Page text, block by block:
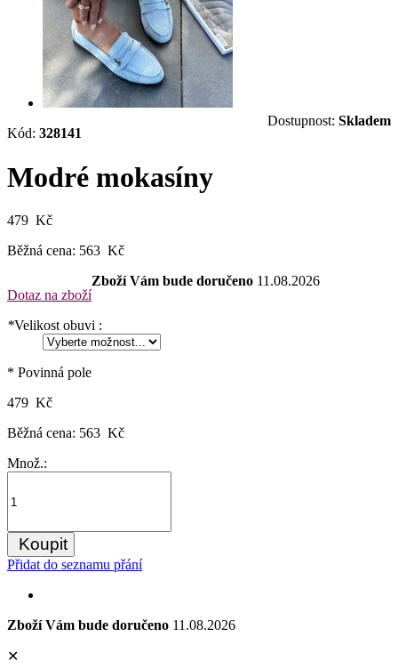
Kód: 328141
Dostupnost: Skladem
Modré mokasíny
479 Kč
Běžná cena: 563 Kč
Dotaz na zboží
Zboží Vám bude doručeno 11.08.2026
*Velikost obuvi :
* Povinná pole
479 Kč
Běžná cena: 563 Kč
Množ.:
Koupit
Přidat do seznamu přání
Zboží Vám bude doručeno 11.08.2026
✕